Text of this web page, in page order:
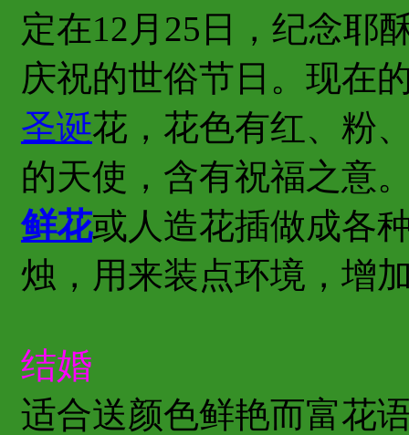
定在12月25日，纪念耶
庆祝的世俗节日。现在
圣诞花，花色有红、粉
的天使，含有祝福之意
鲜花或人造花插做成各
烛，用来装点环境，增
结婚
适合送颜色鲜艳而富花